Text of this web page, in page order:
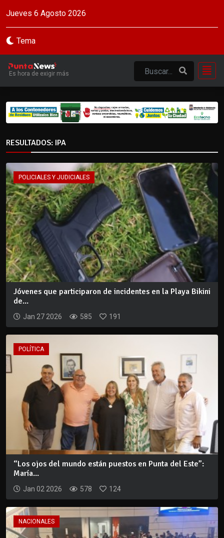
Jueves 6 Agosto 2026
Tema
Es hora de exigir más
RESULTADOS: IPA
POLICIALES Y JUDICIALES
Jóvenes que participaron de incidentes en la Playa Bikini
de...
Jan 27 2026 585 191
POLÍTICA
“Los ojos del mundo están puestos en Punta del Este”:
María...
Jan 02 2026 578 124
NACIONALES